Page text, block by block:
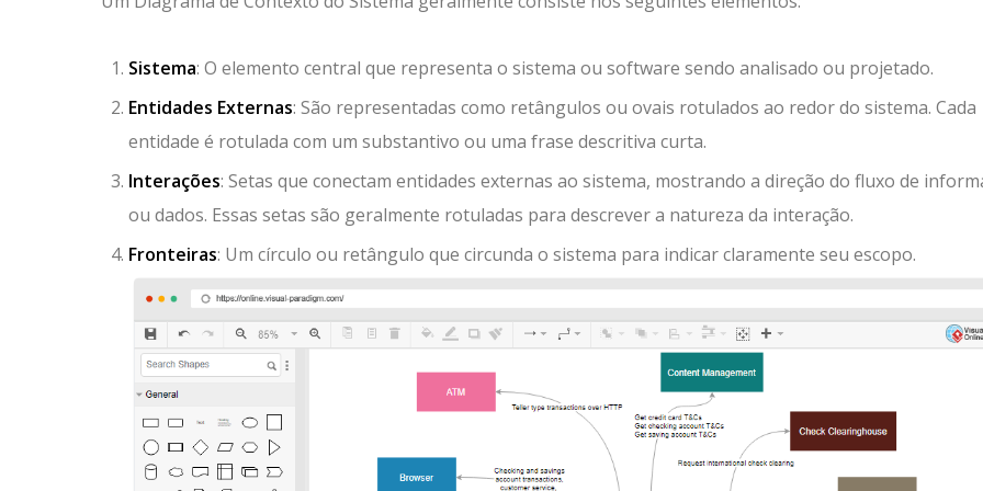
Sistema: O elemento central que representa o sistema ou software sendo analisado ou projetado.
Entidades Externas: São representadas como retângulos ou ovais rotulados ao redor do sistema. Cada
entidade é rotulada com um substantivo ou uma frase descritiva curta.
Interações: Setas que conectam entidades externas ao sistema, mostrando a direção do fluxo de
ou dados. Essas setas são geralmente rotuladas para descrever a natureza da interação.
Fronteiras: Um círculo ou retângulo que circunda o sistema para indicar claramente seu escopo.